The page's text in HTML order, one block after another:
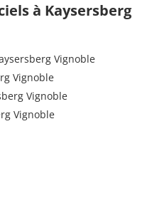
à Kaysersberg
Vignoble
Vignoble
Vignoble
Vignoble